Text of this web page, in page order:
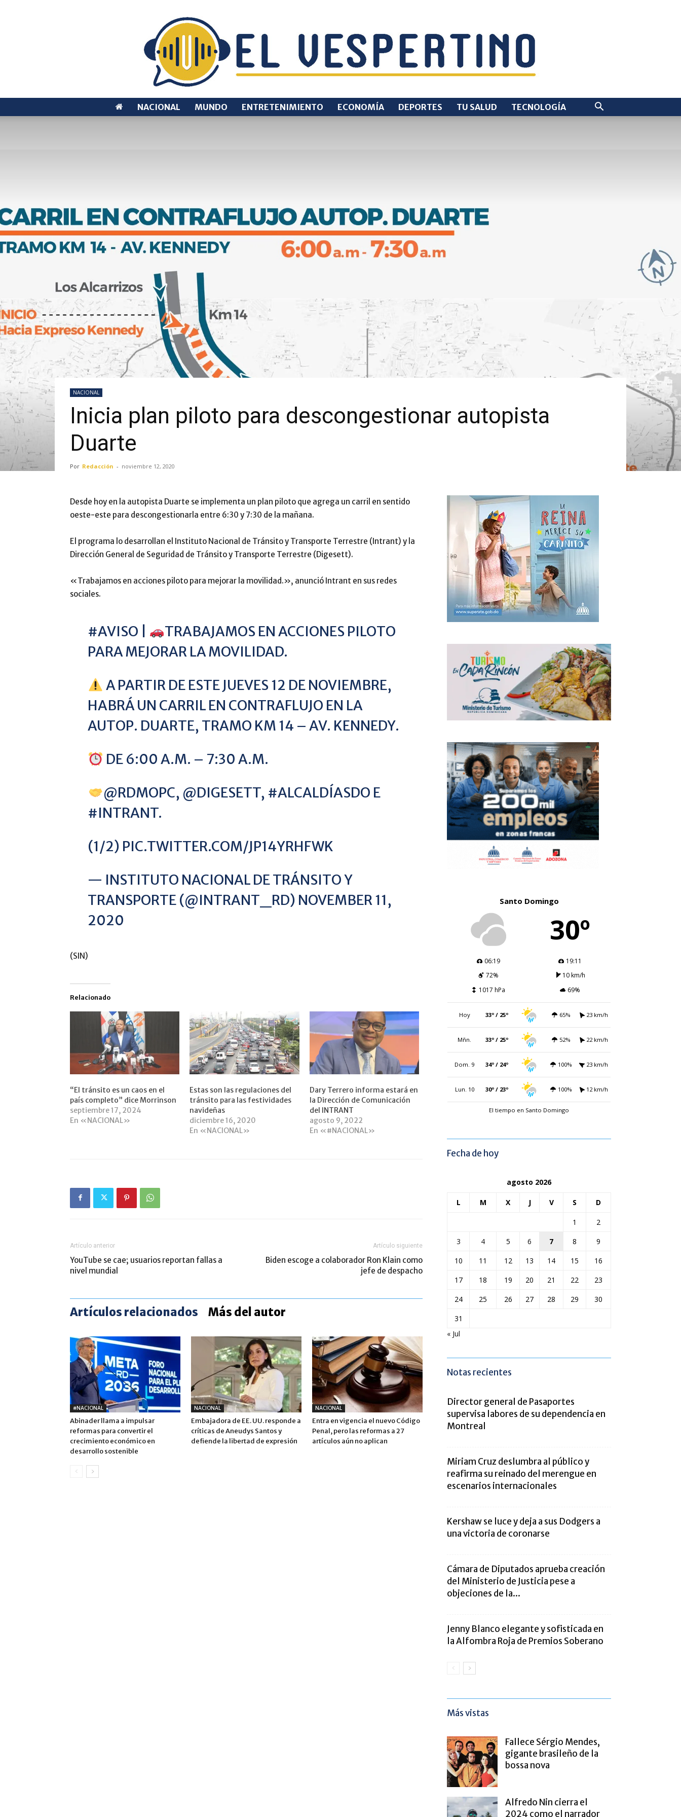
NACIONAL MUNDO ENTRETENIMIENTO ECONOMÍA DEPORTES TU SALUD TECNOLOGÍA
NACIONAL
Inicia plan piloto para descongestionar autopista
Duarte
Por Redacción - noviembre 12, 2020
Desde hoy en la autopista Duarte se implementa un plan piloto que agrega un carril en sentido
oeste-este para descongestionarla entre 6:30 y 7:30 de la mañana.
El programa lo desarrollan el Instituto Nacional de Tránsito y Transporte Terrestre (Intrant) y la
Dirección General de Seguridad de Tránsito y Transporte Terrestre (Digesett).
«Trabajamos en acciones piloto para mejorar la movilidad.», anunció Intrant en sus redes
sociales.
#AVISO
TRABAJAMOS EN ACCIONES PILOTO
PARA MEJORAR LA MOVILIDAD.
A PARTIR DE ESTE JUEVES 12 DE NOVIEMBRE,
HABRÁ UN CARRIL EN CONTRAFLUJO EN LA
AUTOP. DUARTE, TRAMO KM 14 – AV. KENNEDY.
DE 6:00 A.M. – 7:30 A.M.
@RDMOPC, @DIGESETT, #ALCALDÍASDO E
#INTRANT.
(1/2) PIC.TWITTER.COM/JP14YRHFWK
— INSTITUTO NACIONAL DE TRÁNSITO Y
TRANSPORTE (@INTRANT_RD) NOVEMBER 11,
2020
(SIN)
Relacionado
“El tránsito es un caos en el
país completo” dice Morrinson
septiembre 17, 2024
En «NACIONAL»
Estas son las regulaciones del
tránsito para las festividades
navideñas
diciembre 16, 2020
En «NACIONAL»
Dary Terrero informa estará en
la Dirección de Comunicación
del INTRANT
agosto 9, 2022
En «#NACIONAL»
Artículo anterior
YouTube se cae; usuarios reportan fallas a
nivel mundial
Artículo siguiente
Biden escoge a colaborador Ron Klain como
jefe de despacho
Artículos relacionados Más del autor
#NACIONAL
Abinader llama a impulsar
reformas para convertir el
crecimiento económico en
desarrollo sostenible
NACIONAL
Embajadora de EE. UU. responde a
críticas de Aneudys Santos y
defiende la libertad de expresión
NACIONAL
Entra en vigencia el nuevo Código
Penal, pero las reformas a 27
artículos aún no aplican
Santo Domingo
30º
06:19
19:11
72%
10 km/h
1017 hPa
69%
Hoy 33º / 25º 65% 23 km/h
Mñn. 33º / 25º 52% 22 km/h
Dom. 9 34º / 24º 100% 23 km/h
Lun. 10 30º / 23º 100% 12 km/h
El tiempo en Santo Domingo
Fecha de hoy
agosto 2026
L M X J V S D
1
2
3
4 5 6 7 8
9
10
11 12 13 14 15
16
17
18 19 20 21 22
23
24
25 26 27 28 29
30
31
« Jul
Notas recientes
Director general de Pasaportes
supervisa labores de su dependencia en
Montreal
Miriam Cruz deslumbra al público y
reafirma su reinado del merengue en
escenarios internacionales
Kershaw se luce y deja a sus Dodgers a
una victoria de coronarse
Cámara de Diputados aprueba creación
del Ministerio de Justicia pese a
objeciones de la...
Jenny Blanco elegante y sofisticada en
la Alfombra Roja de Premios Soberano
Más vistas
Fallece Sérgio Mendes,
gigante brasileño de la
bossa nova
Alfredo Nin cierra el
2024 como el narrador